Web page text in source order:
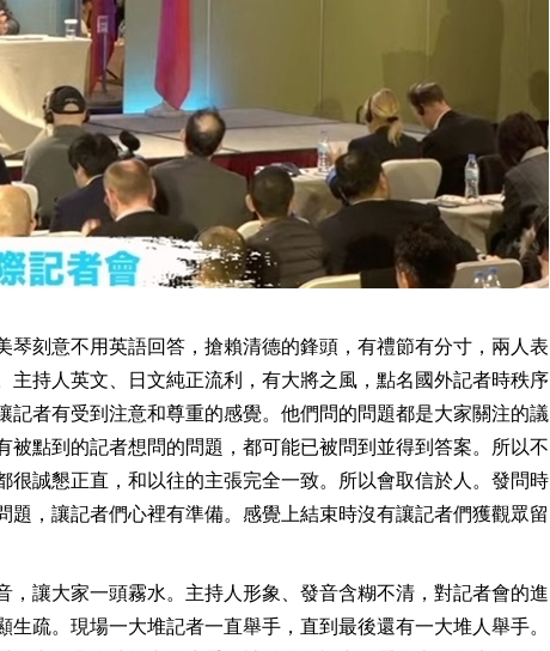
琴刻意不用英語回答，搶賴清德的鋒頭，有禮節有分寸，兩人表
持人英文、日文純正流利，有大將之風，點名國外記者時秩序
者有受到注意和尊重的感覺。他們問的問題都是大家關注的議
點到的記者想問的問題，都可能已被問到並得到答案。所以不
誠懇正直，和以往的主張完全一致。所以會取信於人。發問時
題，讓記者們心裡有準備。感覺上結束時沒有讓記者們獲觀眾留
，讓大家一頭霧水。主持人形象、發音含糊不清，對記者會的進
疏。現場一大堆記者一直舉手，直到最後還有一大堆人舉手。